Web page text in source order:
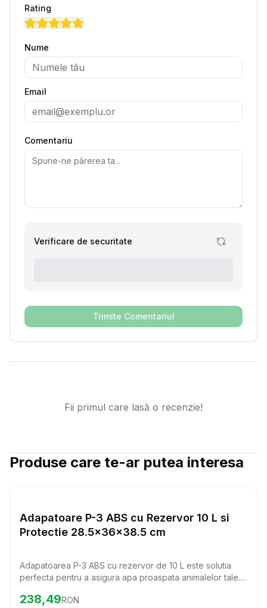
Rating
Nume
Email
Comentariu
Verificare de securitate
Trimite Comentariul
Fii primul care lasă o recenzie!
Produse care te-ar putea interesa
Diverse
Adapatoare P-3 ABS cu Rezervor 10 L si
Protectie 28.5x36x38.5 cm
Adapatoarea P-3 ABS cu rezervor de 10 L este solutia
perfecta pentru a asigura apa proaspata animalelor tale.
adapatoare permite accesul usor si constant la apa
Preț: 238.49 RON
238,49RON